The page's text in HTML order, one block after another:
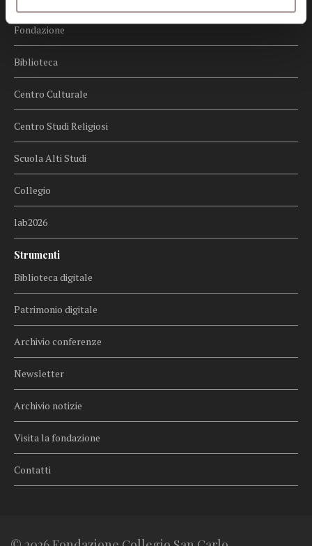
Menu
Fondazione
Biblioteca
Centro Culturale
Centro Studi Religiosi
Scuola Alti Studi
Collegio
lab2026
Strumenti
Biblioteca digitale
Patrimonio digitale
Archivio conferenze
Newsletter
Archivio notizie
Visita la fondazione
Contatti